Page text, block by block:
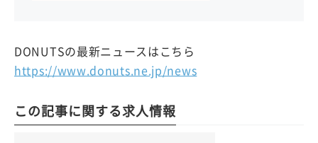
DONUTSの最新ニュースはこちら
https://www.donuts.ne.jp/news
この記事に関する求人情報